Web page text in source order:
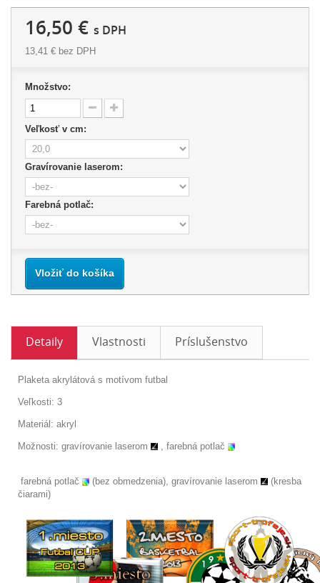
16,50 € s DPH
13,41 € bez DPH
Množstvo:
Veľkosť v cm:
Gravírovanie laserom:
Farebná potlač:
Vložiť do košíka
Detaily Vlastnosti Príslušenstvo
Plaketa akrylátová s motívom futbal
Veľkosti: 3
Materiál: akryl
Možnosti: gravírovanie laserom , farebná potlač
farebná potlač (bez obmedzenia), gravírovanie laserom
(kresba
čiarami)